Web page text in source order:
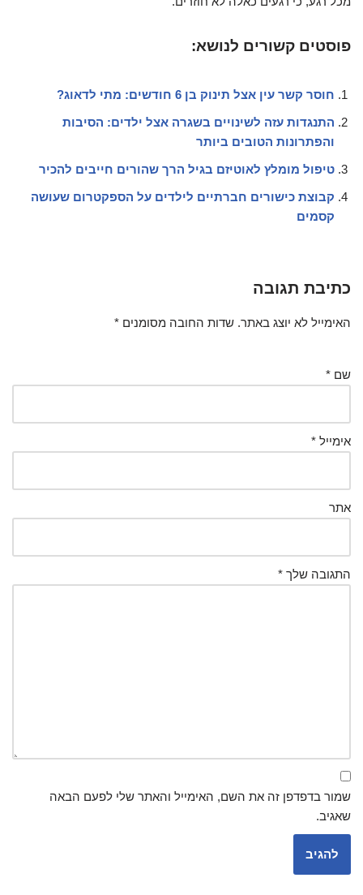
פוסטים קשורים לנושא:
חוסר קשר עין אצל תינוק בן 6 חודשים: מתי לדאוג?
התנגדות עזה לשינויים בשגרה אצל ילדים: הסיבות
והפתרונות הטובים ביותר
טיפול מומלץ לאוטיזם בגיל הרך שהורים חייבים להכיר
קבוצת כישורים חברתיים לילדים על הספקטרום שעושה
קסמים
כתיבת תגובה
האימייל לא יוצג באתר. שדות החובה מסומנים *
שם *
אימייל *
אתר
התגובה שלך *
שמור בדפדפן זה את השם, האימייל והאתר שלי לפעם הבאה
שאגיב.